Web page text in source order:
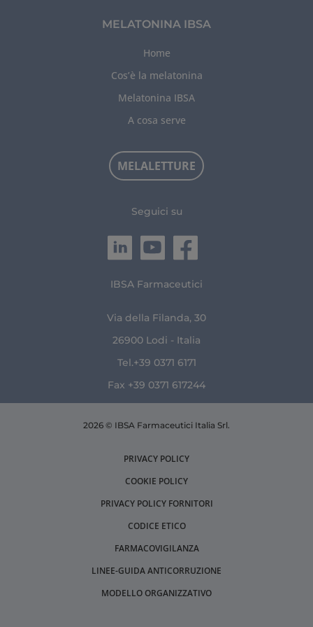
MELATONINA IBSA
Home
Cos’è la melatonina
Melatonina IBSA
A cosa serve
MELALETTURE
Seguici su
IBSA Farmaceutici
Via della Filanda, 30
26900 Lodi - Italia
Tel.+39 0371 6171
Fax +39 0371 617244
2026 © IBSA Farmaceutici Italia Srl.
PRIVACY POLICY
COOKIE POLICY
PRIVACY POLICY FORNITORI
CODICE ETICO
FARMACOVIGILANZA
LINEE-GUIDA ANTICORRUZIONE
MODELLO ORGANIZZATIVO